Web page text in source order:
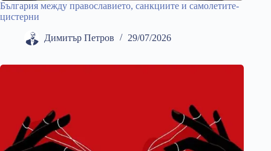
България между православието, санкциите и самолетите-
цистерни
Димитър Петров 29/07/2026